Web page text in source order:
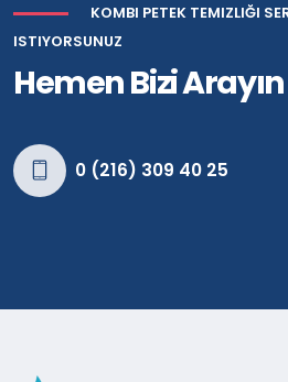
KOMBI PETEK TEMIZLIĞI
ISTIYORSUNUZ
Hemen Bizi
0 (216) 309 40 25